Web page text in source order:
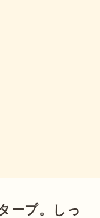
ープ。しっ